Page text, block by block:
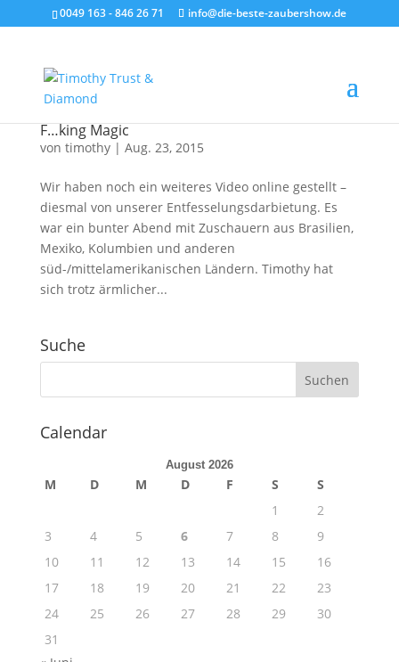
0049 163 - 846 26 71 info@die-beste-zaubershow.de
F…king Magic
von timothy| Aug. 23, 2015
Wir haben noch ein weiteres Video online gestellt –
diesmal von unserer Entfesselungsdarbietung. Es
war ein bunter Abend mit Zuschauern aus Brasilien,
Mexiko, Kolumbien und anderen
süd-/mittelamerikanischen Ländern. Timothy hat
sich trotz ärmlicher...
Suche
Calendar
August 2026
M D M D F S
S
1
2
3
4 5 6 7 8
9
10
11 12 13 14 15
16
17
18 19 20 21 22
23
24
25 26 27 28 29
30
31